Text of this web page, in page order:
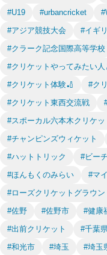
#U19
#urbancricket
#アジア競技大会
#イギ
#クラーク記念国際高等学校
#クリケットやってみたい
#クリケット体験🏏
#ク
#クリケット東西交流戦
#スポーカル六本木クリケッ
#チャンピンズウィケット
#ハットトリック
#ビー
#ほんもくのみらい
#マ
#ローズクリケットグラウン
#佐野
#佐野市 #健康
#出前クリケット
#千葉
#和光市
#埼玉 #埼玉